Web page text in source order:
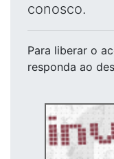
conosco.
Para liberar o
responda ao